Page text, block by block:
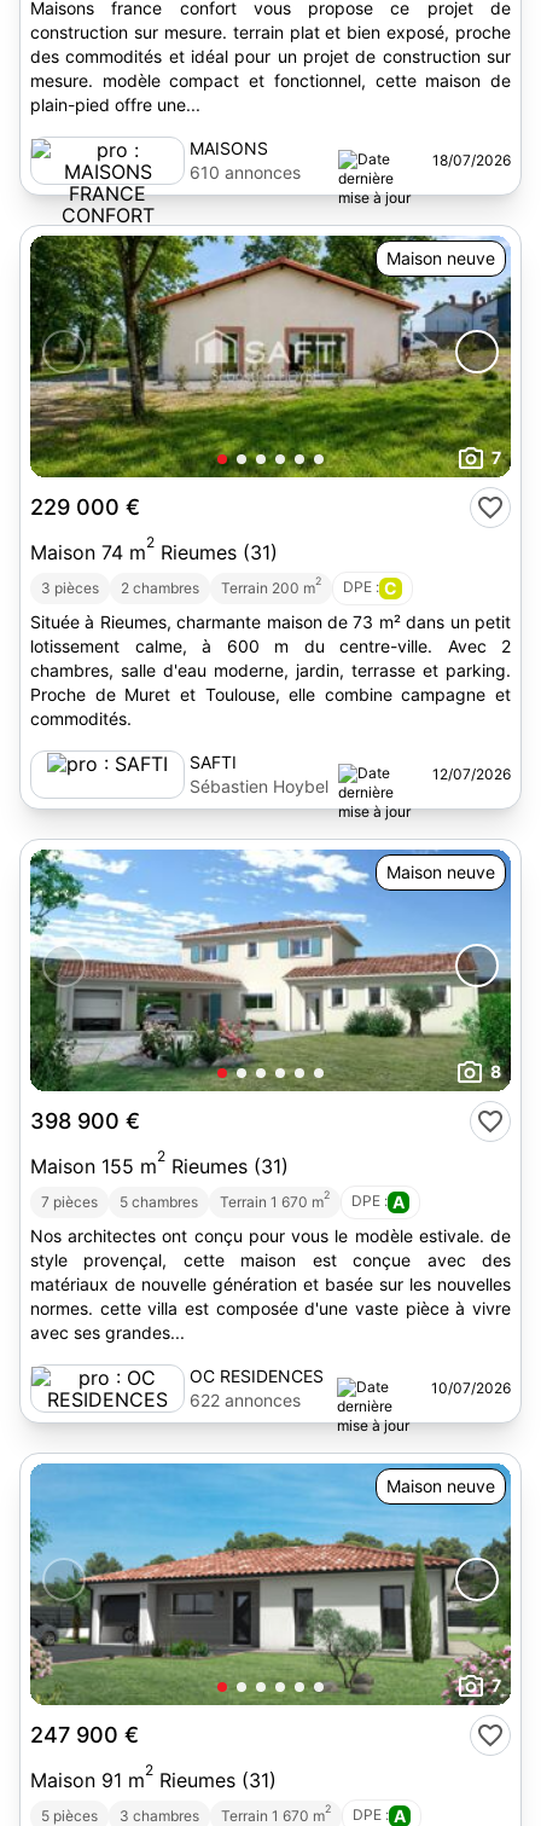
Maisons france confort vous propose ce projet de
construction sur mesure. terrain plat et bien exposé, proche
des commodités et idéal pour un projet de construction sur
mesure. modèle compact et fonctionnel, cette maison de
plain-pied offre une...
MAISONS
FRANCE
CONFORT
610 annonces
18/07/2026
Maison neuve
7
229 000 €
Maison 74 m2 Rieumes (31)
3 pièces 2 chambres Terrain 200 m2 DPE : C
Située à Rieumes, charmante maison de 73 m² dans un petit
lotissement calme, à 600 m du centre-ville. Avec 2
chambres, salle d'eau moderne, jardin, terrasse et parking.
Proche de Muret et Toulouse, elle combine campagne et
commodités.
SAFTI
Sébastien Hoybel
12/07/2026
Maison neuve
8
398 900 €
Maison 155 m2 Rieumes (31)
7 pièces 5 chambres Terrain 1 670 m2 DPE : A
Nos architectes ont conçu pour vous le modèle estivale. de
style provençal, cette maison est conçue avec des
matériaux de nouvelle génération et basée sur les nouvelles
normes. cette villa est composée d'une vaste pièce à vivre
avec ses grandes...
OC RESIDENCES
622 annonces
10/07/2026
Maison neuve
7
247 900 €
Maison 91 m2 Rieumes (31)
5 pièces 3 chambres Terrain 1 670 m2 DPE : A